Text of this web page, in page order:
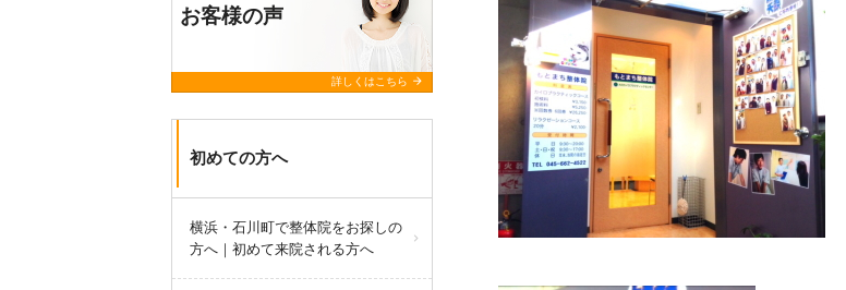
お客様の声
詳しくはこちら arrow_forward
初めての方へ
横浜・石川町で整体院をお探しの
方へ｜初めて来院される方へ